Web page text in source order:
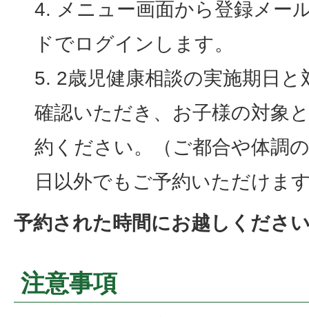
メニュー画面から登録メー
ドでログインします。
2歳児健康相談の実施期日
確認いただき、お子様の対象
約ください。（ご都合や体調
日以外でもご予約いただけま
予約された時間にお越しくださ
注意事項